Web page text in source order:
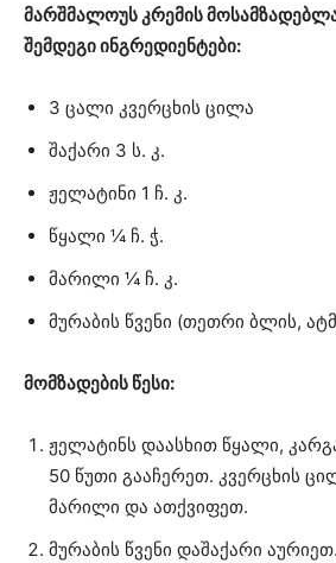
მარშმალოუს კრემის
შემდეგი ინგრედიენტები:
3 ცალი კვერცხის ცილა
შაქარი 3 ს. კ.
ჟელატინი 1 ჩ. კ.
წყალი ¼ ჩ. ჭ.
მარილი ¼ ჩ. კ.
მურაბის წვენი (თეთრი ბლის,
მომზადების წესი:
ჟელატინს დაასხით წყალი,
50 წუთი გააჩერეთ. კვერცხის
მარილი და ათქვიფეთ.
მურაბის წვენი დაშაქარი